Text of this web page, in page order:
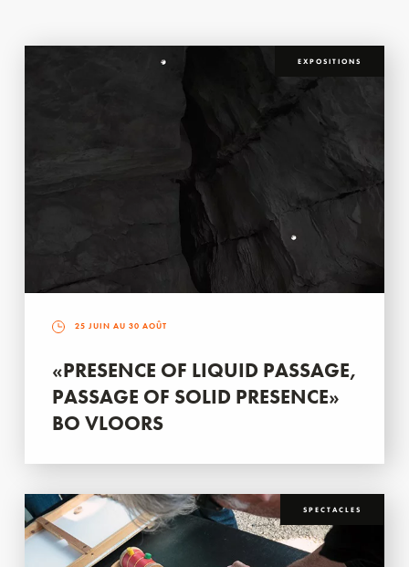
EXPOSITIONS
25 JUIN AU 30 AOÛT
«PRESENCE OF LIQUID PASSAGE,
PASSAGE OF SOLID PRESENCE»
BO VLOORS
SPECTACLES